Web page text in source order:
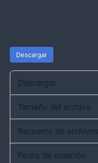
Descargar
Descargar
Tamaño del archivo
Recuento de archivos
Fecha de creación